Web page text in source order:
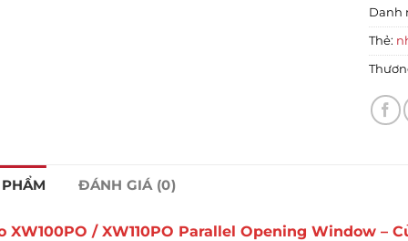
Danh
Thẻ:
ĐÁNH GIÁ (0)
XW100PO / XW110PO Parallel Opening Window –